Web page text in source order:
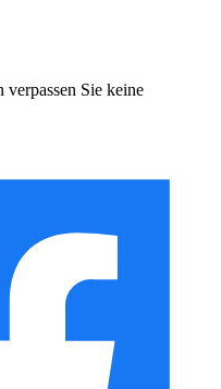
Sie keine